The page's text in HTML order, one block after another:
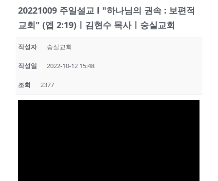
20221009 주일설교 l "하나님의 권속 : 보편적
교회" (엡 2:19)ㅣ김현수 목사ㅣ숭실교회
작성자 숭실교회
작성일 2022-10-12 15:48
조회 2377